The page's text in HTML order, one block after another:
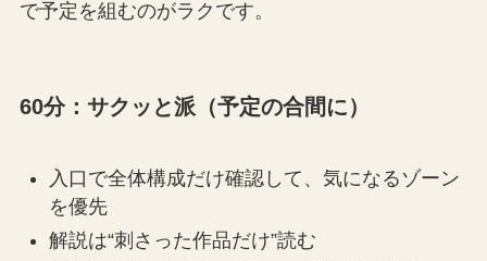
で予定を組むのがラクです。
60分：サクッと派（予定の合間に）
入口で全体構成だけ確認して、気になるゾーン
を優先
解説は“刺さった作品だけ”読む